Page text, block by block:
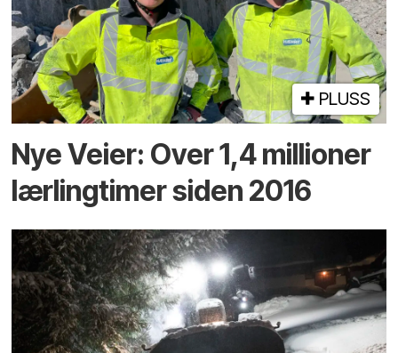
PLUSS
Nye Veier: Over 1,4 millioner
lærlingtimer siden 2016